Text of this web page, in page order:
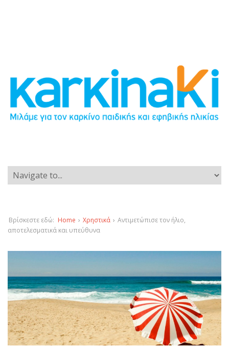
Βρίσκεστε εδώ: Home › Χρηστικά › Αντιμετώπισε τον ήλιο,
αποτελεσματικά και υπεύθυνα